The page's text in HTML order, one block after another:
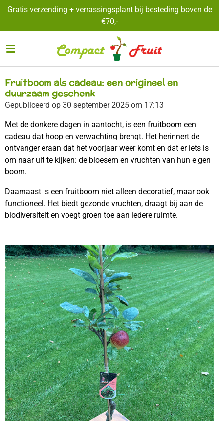
Ga
naar
de
Gratis verzending + verrassingsplant bij besteding boven de
€70,-
Fruitboom als cadeau: een origineel en
duurzaam geschenk
Gepubliceerd op 30 september 2025 om 17:13
Met de donkere dagen in aantocht, is een fruitboom een
cadeau dat hoop en verwachting brengt. Het herinnert de
ontvanger eraan dat het voorjaar weer komt en dat er iets is
om naar uit te kijken: de bloesem en vruchten van hun eigen
boom.
Daarnaast is een fruitboom niet alleen decoratief, maar ook
functioneel. Het biedt gezonde vruchten, draagt bij aan de
biodiversiteit en voegt groen toe aan iedere ruimte.